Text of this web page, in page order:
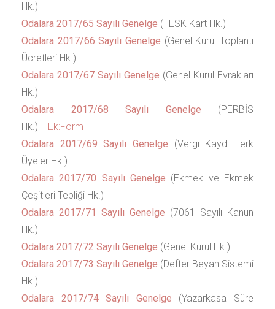
Hk.)
Odalara 2017/65 Sayılı Genelge (TESK Kart Hk.)
Odalara 2017/66 Sayılı Genelge (Genel Kurul Toplantı
Ücretleri Hk.)
Odalara 2017/67 Sayılı Genelge (Genel Kurul Evrakları
Hk.)
Odalara 2017/68 Sayılı Genelge (PERBİS
Hk.) Ek:Form
Odalara 2017/69 Sayılı Genelge
(Vergi Kaydı Terk
Üyeler Hk.)
Odalara 2017/70 Sayılı Genelge (Ekmek ve Ekmek
Çeşitleri Tebliği Hk.)
Odalara 2017/71 Sayılı Genelge (7061 Sayılı Kanun
Hk.)
Odalara 2017/72 Sayılı Genelge (Genel Kurul Hk.)
Odalara 2017/73 Sayılı Genelge (Defter Beyan Sistemi
Hk.)
Odalara 2017/74 Sayılı Genelge (Yazarkasa Süre